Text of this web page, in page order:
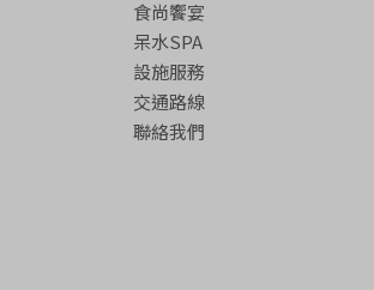
食尚饗宴
呆水SPA
設施服務
交通路線
聯絡我們